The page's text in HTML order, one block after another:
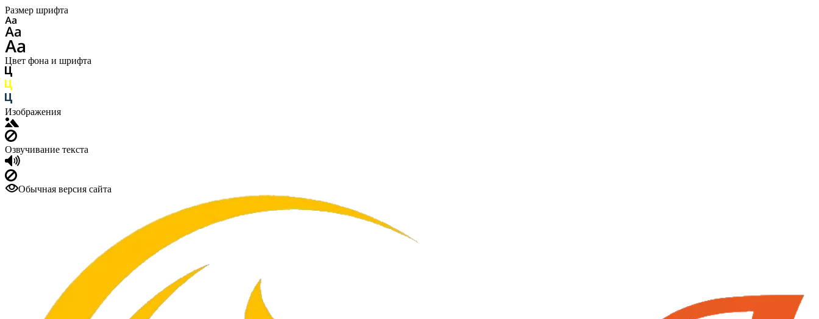
Размер шрифта
Цвет фона и шрифта
Изображения
Озвучивание текста
Обычная версия сайта